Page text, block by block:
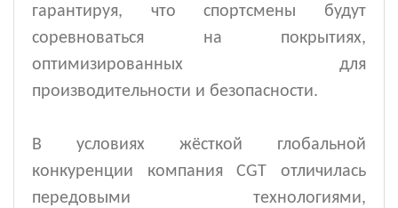
В условиях жёсткой глобальной
конкуренции компания CGT отличилась
передовыми технологиями,
гарантируя, что спортсмены будут
соревноваться на покрытиях,
оптимизированных для
производительности и безопасности.